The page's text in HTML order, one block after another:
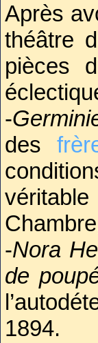
Après
théâtre
pièces
-
des
-Nora
de
1894.